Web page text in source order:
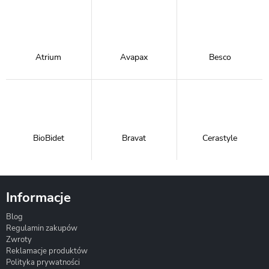
Atrium Avapax Besco
BioBidet Bravat Cerastyle
Informacje
Blog
Regulamin zakupów
Zwroty
Reklamacje produktów
Polityka prywatności